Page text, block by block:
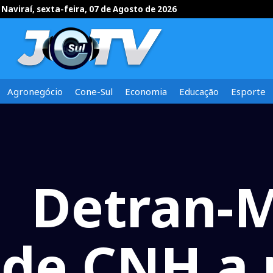
Naviraí, sexta-feira, 07 de Agosto de 2026
Agronegócio Cone-Sul Economia Educação Esporte
Detran-